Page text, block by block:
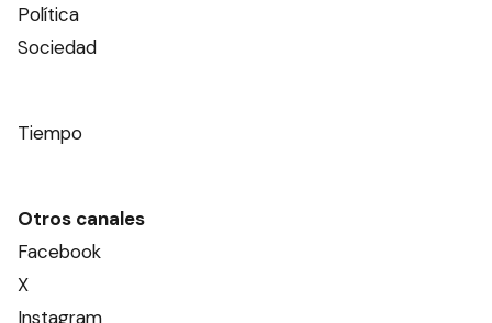
Política
Sociedad
Tiempo
Otros canales
Facebook
X
Instagram